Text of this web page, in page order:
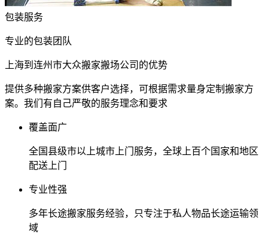
包装服务
专业的包装团队
上海到连州市大众搬家搬场公司的优势
提供多种搬家方案供客户选择，可根据需求量身定制搬家方
案。我们有自己严敬的服务理念和要求
覆盖面广
全国县级市以上城市上门服务，全球上百个国家和地区
配送上门
专业性强
多年长途搬家服务经验，只专注于私人物品长途运输领
域